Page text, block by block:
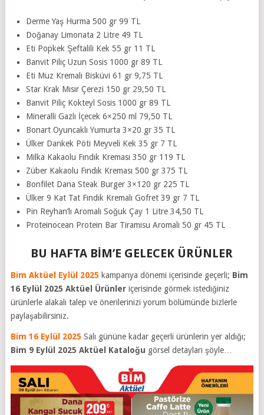
Derme Yaş Hurma 500 gr 99 TL
Doğanay Limonata 2 Litre 49 TL
Eti Popkek Şeftalili Kek 55 gr 11 TL
Banvit Piliç Uzun Sosis 1000 gr 89 TL
Eti Muz Kremalı Bisküvi 61 gr 9,75 TL
Star Krak Mısır Çerezi 150 gr 29,50 TL
Banvit Piliç Kokteyl Sosis 1000 gr 89 TL
Mineralli Gazlı İçecek 6×250 ml 79,50 TL
Bonart Oyuncaklı Yumurta 3×20 gr 35 TL
Ülker Dankek Pöti Meyveli Kek 35 gr 7 TL
Milka Kakaolu Fındık Kreması 350 gr 119 TL
Züber Kakaolu Fındık Kreması 500 gr 375 TL
Bonfilet Dana Steak Burger 3×120 gr 225 TL
Ülker 9 Kat Tat Fındık Kremalı Gofret 39 gr 7 TL
Pin Reyhan’lı Aromalı Soğuk Çay 1 Litre 34,50 TL
Proteinocean Protein Bar Tiramisu Aromalı 50 gr 45 TL
BU HAFTA BİM’E GELECEK ÜRÜNLER
Bim Aktüel Eylül 2025 kampanya dönemi içerisinde geçerli; Bim
16 Eylül 2025 Aktüel Ürünler içerisinde görmek istediğiniz
ürünlerle alakalı talep ve önerilerinizi yorum bölümünde bizlerle
paylaşabilirsiniz.
Bim 16 Eylül 2025 Salı gününe kadar geçerli ürünlerin yer aldığı;
Bim 9 Eylül 2025 Aktüel Kataloğu görsel detayları şöyle…